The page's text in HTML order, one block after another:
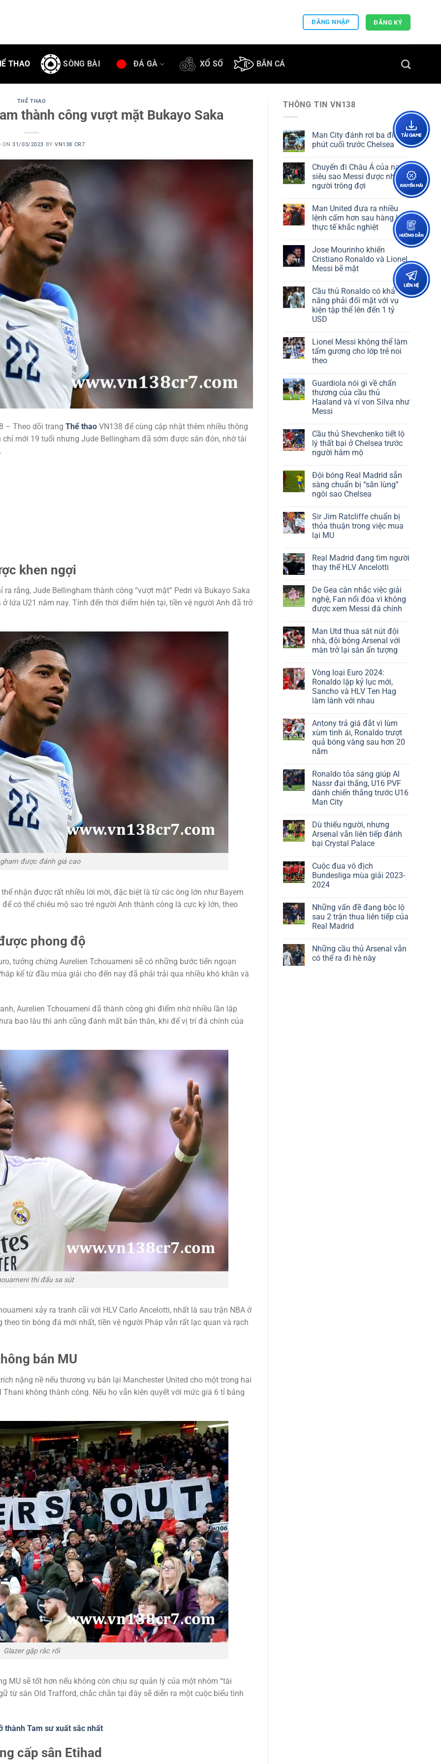
ĐĂNG NHẬP ĐĂNG KÝ
THAO SÒNG BÀI ĐÁ GÀ XỔ SỐ BẮN CÁ
THỂ THAO
thành công vượt mặt Bukayo Saka
ON31/03/2023 BYVN138 CR7
– Theo dõi trang Thể thao VN138 để cùng cập nhật thêm nhiều thông
mới 19 tuổi nhưng Jude Bellingham đã sớm được săn đón, nhờ tài
khen ngợi
rằng, Jude Bellingham thành công “vượt mặt” Pedri và Bukayo Saka
lứa U21 năm nay. Tính đến thời điểm hiện tại, tiền vệ người Anh đã trở
được đánh giá cao
nhận được rất nhiều lời mời, đặc biệt là từ các ông lớn như Bayern
có thể chiêu mộ sao trẻ người Anh thành công là cực kỳ lớn, theo
phong độ
tưởng chừng Aurelien Tchouameni sẽ có những bước tiến ngoạn
kể từ đầu mùa giải cho đến nay đã phải trải qua nhiều khó khăn và
Aurelien Tchouameni đã thành công ghi điểm nhờ nhiều lần lập
bao lâu thì anh cũng đánh mất bản thân, khi để vị trí đá chính của
thi đấu sa sút
xảy ra tranh cãi với HLV Carlo Ancelotti, nhất là sau trận NBA ở
tin bóng đá mới nhất, tiền vệ người Pháp vẫn rất lạc quan và rạch
bán MU
nặng nề nếu thương vụ bán lại Manchester United cho một trong hai
không thành công. Nếu họ vẫn kiên quyết với mức giá 6 tỉ bảng
Glazer gặp rắc rối
MU sẽ tốt hơn nếu không còn chịu sự quản lý của một nhóm “tài
từ sân Old Trafford, chắc chắn tại đây sẽ diễn ra một cuộc biểu tình
thành Tam sư xuất sắc nhất
cấp sân Etihad
THÔNG TIN VN138
Man City đánh rơi ba điểm
phút cuối trước Chelsea
Chuyến đi Châu Á của nam
siêu sao Messi được nhiều
người trông đợi
Man United đưa ra nhiều
lệnh cấm hơn sau hàng loạt
thực tế khắc nghiệt
Jose Mourinho khiến
Cristiano Ronaldo và Lionel
Messi bẽ mặt
Cầu thủ Ronaldo có khả
năng phải đối mặt với vụ
kiện tập thể lên đến 1 tỷ
USD
Lionel Messi không thể làm
tấm gương cho lớp trẻ noi
theo
Guardiola nói gì về chấn
thương của cầu thủ
Haaland và ví von Silva như
Messi
Cầu thủ Shevchenko tiết lộ
lý thất bại ở Chelsea trước
người hâm mộ
Đội bóng Real Madrid sẵn
sàng chuẩn bị “săn lùng”
ngôi sao Chelsea
Sir Jim Ratcliffe chuẩn bị
thỏa thuận trong việc mua
lại MU
Real Madrid đang tìm người
thay thế HLV Ancelotti
De Gea cân nhắc việc giải
nghệ, Fan nổi đóa vì không
được xem Messi đá chính
Man Utd thua sát nút đội
nhà, đội bóng Arsenal với
màn trở lại sân ấn tượng
Vòng loại Euro 2024:
Ronaldo lập kỷ lục mới,
Sancho và HLV Ten Hag
làm lành với nhau
Antony trả giá đắt vì lùm
xùm tình ái, Ronaldo trượt
quả bóng vàng sau hơn 20
năm
Ronaldo tỏa sáng giúp Al
Nassr đại thắng, U16 PVF
dành chiến thắng trước U16
Man City
Dù thiếu người, nhưng
Arsenal vẫn liên tiếp đánh
bại Crystal Palace
Cuộc đua vô địch
Bundesliga mùa giải 2023-
2024
Những vấn đề đang bộc lộ
sau 2 trận thua liên tiếp của
Real Madrid
Những cầu thủ Arsenal vẫn
có thể ra đi hè này